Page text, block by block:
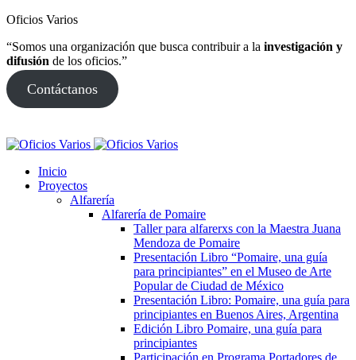
Oficios Varios
“Somos una organización que busca contribuir a la investigación y
difusión de los oficios.”
Contáctanos
Inicio
Proyectos
Alfarería
Alfarería de Pomaire
Taller para alfarerxs con la Maestra Juana
Mendoza de Pomaire
Presentación Libro “Pomaire, una guía
para principiantes” en el Museo de Arte
Popular de Ciudad de México
Presentación Libro: Pomaire, una guía para
principiantes en Buenos Aires, Argentina
Edición Libro Pomaire, una guía para
principiantes
Participación en Programa Portadores de